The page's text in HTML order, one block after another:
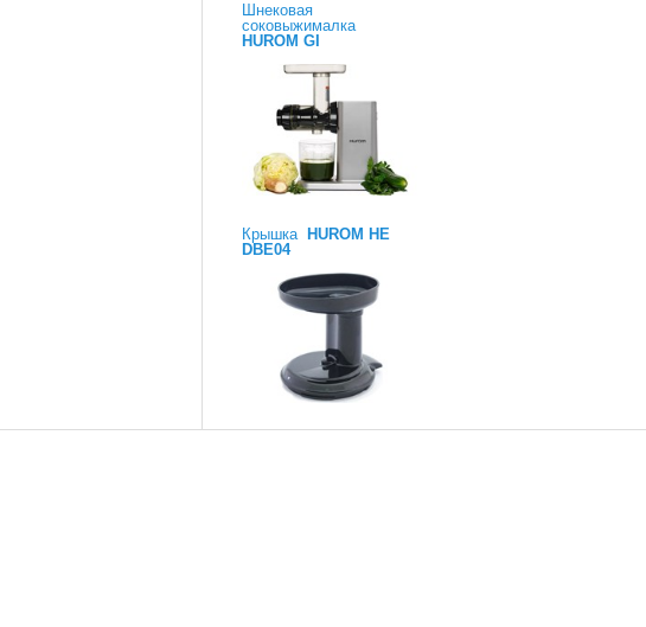
Шнековая
соковыжималка
HUROM GI
Крышка
HUROM HE
DBE04